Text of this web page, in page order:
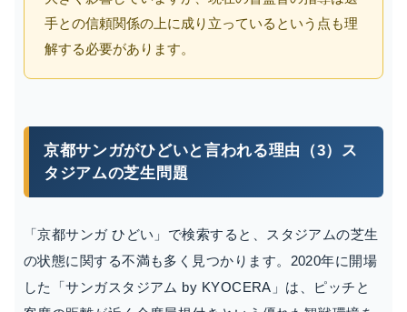
手との信頼関係の上に成り立っているという点も理
解する必要があります。
京都サンガがひどいと言われる理由（3）ス
タジアムの芝生問題
「京都サンガ ひどい」で検索すると、スタジアムの芝生
の状態に関する不満も多く見つかります。2020年に開場
した「サンガスタジアム by KYOCERA」は、ピッチと